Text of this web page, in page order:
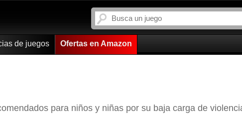
de juegos Ofertas en Amazon
para niños y niñas por su baja carga de